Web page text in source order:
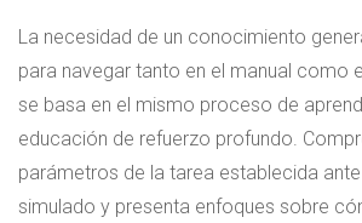
La necesidad de un conocimiento
para navegar tanto en el manual como
se basa en el mismo proceso de
educación de refuerzo profundo.
parámetros de la tarea establecida
simulado y presenta enfoques sobre